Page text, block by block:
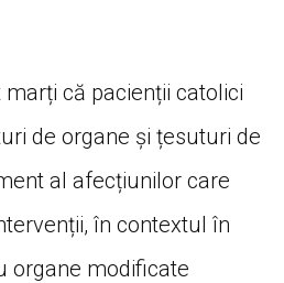
că pacienții catolici
de organe și țesuturi de
al afecțiunilor care
în contextul în
organe modificate